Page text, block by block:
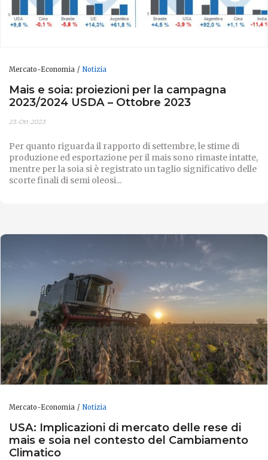
Mercato-Economia Notizia
Mais e soia: proiezioni per la campagna
2023/2024 USDA – Ottobre 2023
23-Ott-2023
Per quanto riguarda il rapporto di settembre, le stime di
produzione ed esportazione per il mais sono rimaste intatte,
mentre per la soia si è registrato un taglio significativo delle
scorte finali di semi oleosi...
Mercato-Economia Notizia
USA: Implicazioni di mercato delle rese di
mais e soia nel contesto del Cambiamento
Climatico